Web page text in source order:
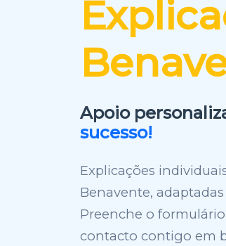
Apoio
sucesso!
Explicações
Benavente,
Preenche o
contacto contigo em